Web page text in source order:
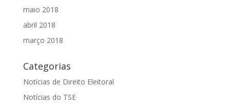
maio 2018
abril 2018
março 2018
Categorias
Notícias de Direito Eleitoral
Notícias do TSE